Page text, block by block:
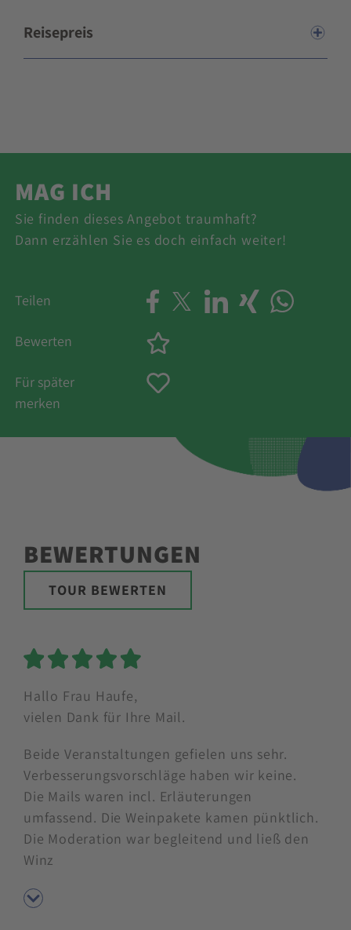
Reisepreis
MAG ICH
Sie finden dieses Angebot traumhaft?
Dann erzählen Sie es doch einfach weiter!
Teilen
Bewerten
Für später
merken
BEWERTUNGEN
TOUR BEWERTEN
Hallo Frau Haufe,
vielen Dank für Ihre Mail.
Beide Veranstaltungen gefielen uns sehr.
Verbesserungsvorschläge haben wir keine.
Die Mails waren incl. Erläuterungen
umfassend. Die Weinpakete kamen pünktlich.
Die Moderation war begleitend und ließ den
Winz